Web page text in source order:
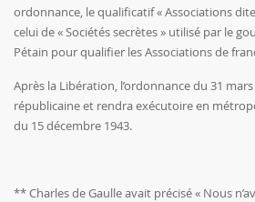
ordonnance, le qualificatif « Associations
celui de « Sociétés secrètes » utilisé par le
Pétain pour qualifier les Associations de
Après la Libération, l’ordonnance du 31
républicaine et rendra exécutoire en
du 15 décembre 1943.
** Charles de Gaulle avait précisé « Nous